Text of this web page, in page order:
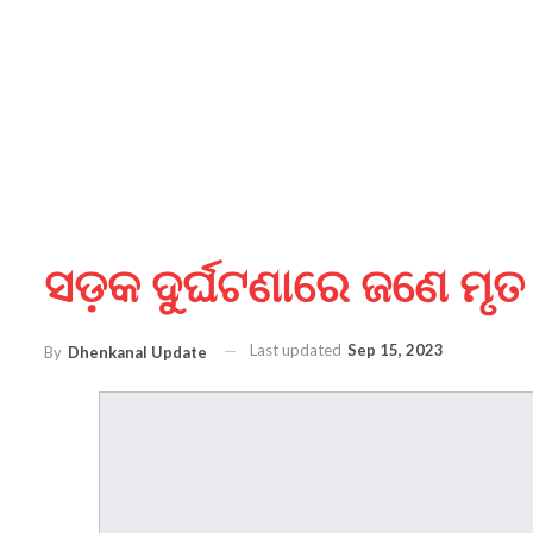
ସଡ଼କ ଦୁର୍ଘଟଣାରେ ଜଣେ ମୃତ
By Dhenkanal Update Last updated Sep 15, 2023